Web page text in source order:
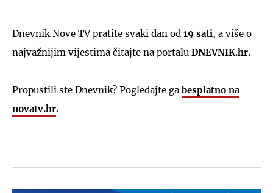
Dnevnik Nove TV pratite svaki dan od 19 sati, a više o
najvažnijim vijestima čitajte na portalu DNEVNIK.hr.
Propustili ste Dnevnik? Pogledajte ga besplatno na
novatv.hr.